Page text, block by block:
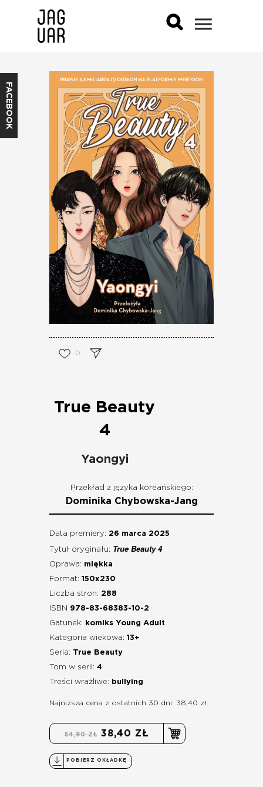
FACEBOOK
0
True Beauty
4
Yaongyi
Przekład z języka koreańskiego:
Dominika Chybowska-Jang
Data premiery: 26 marca 2025
Tytuł oryginału: True Beauty 4
Oprawa: miękka
Format: 150x230
Liczba stron: 288
ISBN 978-83-68383-10-2
Gatunek:
komiks Young Adult
Kategoria wiekowa: 13+
Seria: True Beauty
Tom w serii: 4
Treści wrażliwe:
bullying
Najniższa cena z ostatnich 30 dni: 38,40 zł
54,90 ZŁ 38,40 ZŁ
POBIERZ OKŁADKĘ